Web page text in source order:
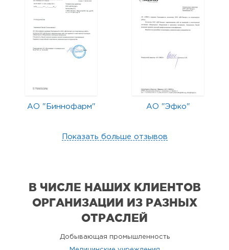
АО "Биннофарм" АО "Эфко"
Показать больше отзывов
В ЧИСЛЕ НАШИХ КЛИЕНТОВ
ОРГАНИЗАЦИИ ИЗ РАЗНЫХ
ОТРАСЛЕЙ
Добывающая промышленность